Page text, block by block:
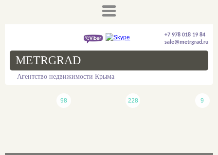
+7 978 018 19 84
sale@metrgrad.ru
METRGRAD
Агентство недвижимости Крыма
98 228 9